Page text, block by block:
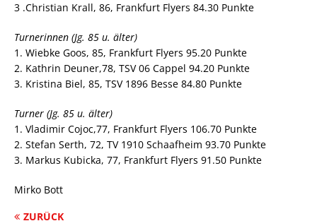
3 .Christian Krall, 86, Frankfurt Flyers 84.30 Punkte
Turnerinnen (Jg. 85 u. älter)
1. Wiebke Goos, 85, Frankfurt Flyers 95.20 Punkte
2. Kathrin Deuner,78, TSV 06 Cappel 94.20 Punkte
3. Kristina Biel, 85, TSV 1896 Besse 84.80 Punkte
Turner (Jg. 85 u. älter)
1. Vladimir Cojoc,77, Frankfurt Flyers 106.70 Punkte
2. Stefan Serth, 72, TV 1910 Schaafheim 93.70 Punkte
3. Markus Kubicka, 77, Frankfurt Flyers 91.50 Punkte
Mirko Bott
ZURÜCK